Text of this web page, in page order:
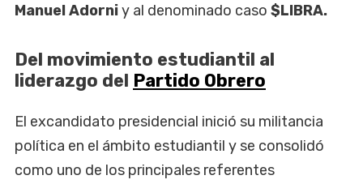
ManuelAdorniy al denominado caso $LIBRA.
Del movimiento estudiantil al
liderazgo del Partido Obrero
El excandidato presidencial inició su militancia
política en el ámbito estudiantil y se consolidó
como uno de los principales referentes